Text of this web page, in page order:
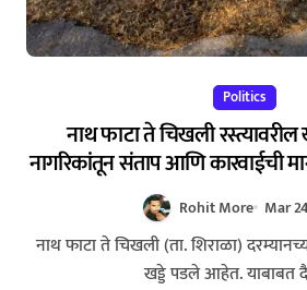
Politics
नाथ फाटा ते चिखली रस्त्यावरील
नागरिकांतून संताप आणि कारवाईची
Nath Phata to Chikhali Road:
Sparks Public
Rohit More Mar
नाथ फाटा ते चिखली (ता. शिराळा) दरम्यानच्या रस्त्यावर ठीक ठिकाणी
खड्डे पडले आहेत. याबाबत